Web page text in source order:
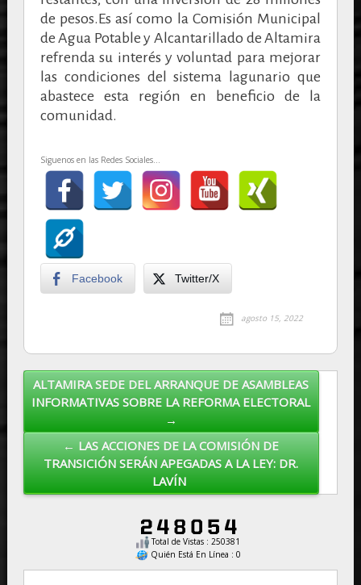
de pesos.Es así como la Comisión Municipal
de Agua Potable y Alcantarillado de Altamira
refrenda su interés y voluntad para mejorar
las condiciones del sistema lagunario que
abastece esta región en beneficio de la
comunidad.
Siguenos en las Redes Sociales...
Facebook Twitter/X
agosto 15, 2022
Post navigation
ALTAMIRA SEDE DEL ARRANQUE DE ASAMBLEAS
INFORMATIVAS SOBRE LA REFORMA ELECTORAL
→
← LAS ACCIONES DE LA COMISIÓN DE
TRANSICIÓN SERÁN APEGADAS A LA LEY: DR.
LAVÍN
Total de Vistas : 250381
Quién Está En Línea : 0